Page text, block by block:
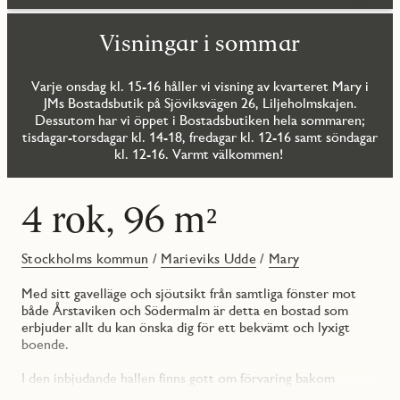
Visningar i sommar
Varje onsdag kl. 15-16 håller vi visning av kvarteret Mary i
JMs Bostadsbutik på Sjöviksvägen 26, Liljeholmskajen.
Dessutom har vi öppet i Bostadsbutiken hela sommaren;
tisdagar-torsdagar kl. 14-18, fredagar kl. 12-16 samt söndagar
kl. 12-16. Varmt välkommen!
4 rok, 96 m²
Stockholms kommun / Marieviks Udde / Mary
Med sitt gavelläge och sjöutsikt från samtliga fönster mot
både Årstaviken och Södermalm är detta en bostad som
erbjuder allt du kan önska dig för ett bekvämt och lyxigt
boende.
I den inbjudande hallen finns gott om förvaring bakom